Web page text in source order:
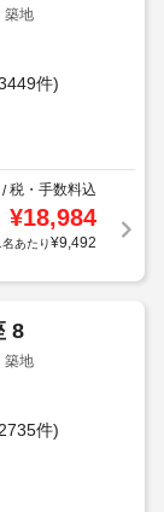
築地
件)
税・手数料込
¥18,984
あたり¥9,492
8
築地
件)